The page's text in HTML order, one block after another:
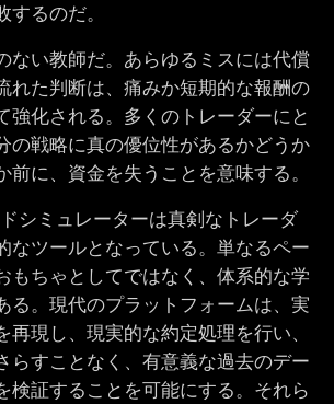
るのだ。
ない教師だ。あらゆるミスには代償
れた判断は、痛みか短期的な報酬の
強化される。多くのトレーダーにと
の戦略に真の優位性があるかどうか
前に、資金を失うことを意味する。
シミュレーターは真剣なトレーダ
なツールとなっている。単なるペー
もちゃとしてではなく、体系的な学
る。現代のプラットフォームは、実
再現し、現実的な約定処理を行い、
らすことなく、有意義な過去のデー
検証することを可能にする。それら